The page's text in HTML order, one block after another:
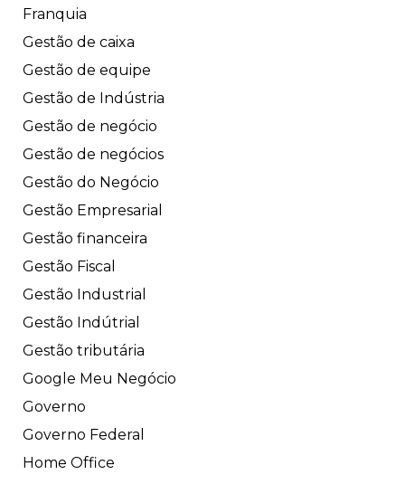
Franquia
Gestão de caixa
Gestão de equipe
Gestão de Indústria
Gestão de negócio
Gestão de negócios
Gestão do Negócio
Gestão Empresarial
Gestão financeira
Gestão Fiscal
Gestão Industrial
Gestão Indútrial
Gestão tributária
Google Meu Negócio
Governo
Governo Federal
Home Office